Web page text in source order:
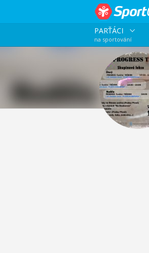
PARŤÁCI
na sportování